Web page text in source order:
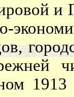
и
1913